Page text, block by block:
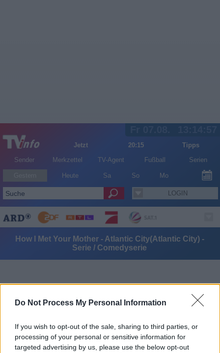
Do Not Process My Personal Information
If you wish to opt-out of the sale, sharing to third parties, or
processing of your personal or sensitive information for
targeted advertising by us, please use the below opt-out
Jetzt 20:15
Tipps
Sender
Merkzettel TV-Agent Fußball Serien
Heute Sa So Mo
LOGIN
Alle Sender
How I Met Your Mother - Atlantic City(Atlantic City) -
Serie / Comedyserie